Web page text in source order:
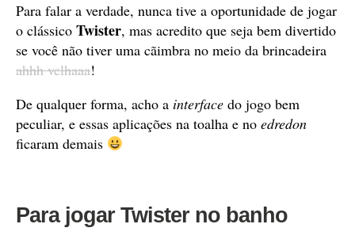
Para falar a verdade, nunca tive a oportunidade de jogar
o clássico Twister, mas acredito que seja bem divertido
se você não tiver uma cãimbra no meio da brincadeira
ahhh velhaaa!
De qualquer forma, acho a interface do jogo bem
peculiar, e essas aplicações na toalha e no edredon
ficaram demais
Para jogar Twister no banho